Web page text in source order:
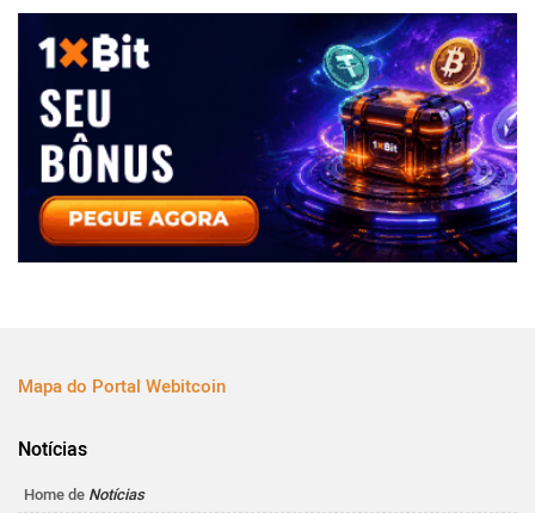
Mapa do Portal Webitcoin
Notícias
Home de Notícias